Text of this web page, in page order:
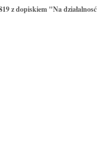
z dopiskiem "Na działalnosć